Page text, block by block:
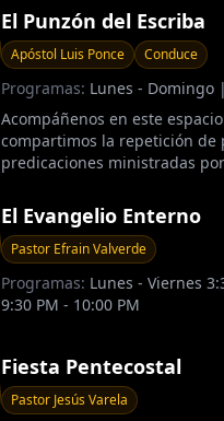
que el verdadero bienestar
adentro, por eso ofrecemos
cuidadosamente
El Punzón del Escriba
Apóstol Luis Ponce Conduce
Programas: Lunes - Domingo
Acompáñenos en este
compartimos la repetición de
predicaciones ministradas
Nuys, California. A través de
busca edificar vidas,
palabra de esperanza, restaura
El Evangelio Enterno
Pastor Efrain Valverde
Programas: Lunes - Viernes
9:30 PM - 10:00 PM
Fiesta Pentecostal
Pastor Jesús Varela